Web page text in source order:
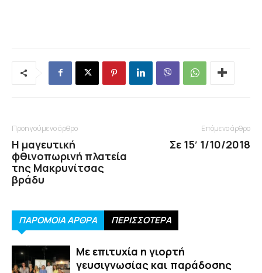
Προηγούμενο άρθρο
Η μαγευτική
φθινοπωρινή πλατεία
της Μακρυνίτσας
βράδυ
Επόμενο άρθρο
Σε 15′ 1/10/2018
ΠΑΡΟΜΟΙΑ ΑΡΘΡΑ ΠΕΡΙΣΣΟΤΕΡΑ
Με επιτυχία η γιορτή
γευσιγνωσίας και παράδοσης